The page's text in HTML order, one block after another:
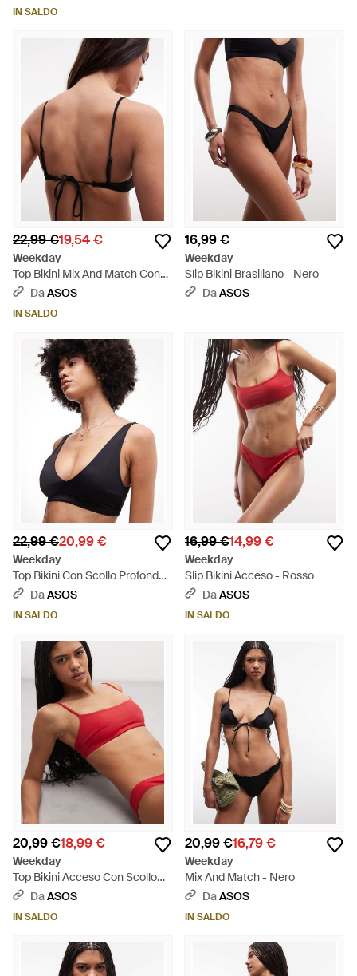
IN SALDO
22,99 €19,54 €
Weekday
Top Bikini Mix And Match Con
Scollo Rotondo - Nero
DaASOS
IN SALDO
16,99 €
Weekday
Slip Bikini Brasiliano - Nero
DaASOS
22,99 €20,99 €
Weekday
Top Bikini Con Scollo Profondo -
NeroDaASOS
IN SALDO
16,99 €14,99 €
Weekday
Slip Bikini Acceso - Rosso
DaASOS
IN SALDO
20,99 €18,99 €
Weekday
Top Bikini Acceso Con Scollo
Squadrato - Rosso
DaASOS
IN SALDO
20,99 €16,79 €
Weekday
Mix And Match - Nero
DaASOS
IN SALDO